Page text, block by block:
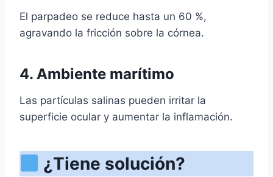
El parpadeo se reduce hasta un 60 %,
agravando la fricción sobre la córnea.
4. Ambiente marítimo
Las partículas salinas pueden irritar la
superficie ocular y aumentar la inflamación.
¿Tiene solución?